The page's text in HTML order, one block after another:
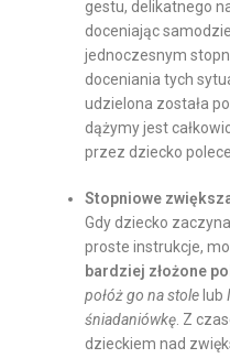
gestu, delikatnego
doceniając
jednoczesnym
doceniania tych
udzielona została
dążymy jest
przez dziecko
Stopniowe
Gdy dziecko
proste instrukcje,
bardziej złożone
połóż go na stole lub
śniadaniówkę. Z
dzieckiem nad